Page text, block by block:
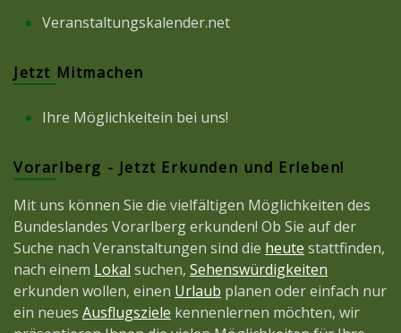
Veranstaltungskalender.net
Jetzt Mitmachen
Ihre Möglichkeitein bei uns!
Vorarlberg - Jetzt Erkunden und Erleben!
Mit uns können Sie die vielfältigen Möglichkeiten des
Bundeslandes Vorarlberg erkunden! Ob Sie auf der
Suche nach Veranstaltungen sind die heute stattfinden,
nach einem Lokal suchen, Sehenswürdigkeiten
erkunden wollen, einen Urlaub planen oder einfach nur
ein neues Ausflugsziele kennenlernen möchten, wir